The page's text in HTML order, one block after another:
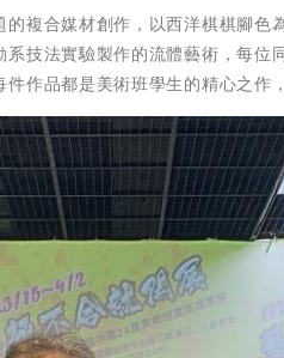
複合媒材創作，以西洋棋棋腳色
技法實驗製作的流體藝術，每位
作品都是美術班學生的精心之作